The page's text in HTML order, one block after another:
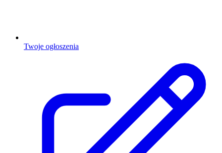
Twoje ogłoszenia